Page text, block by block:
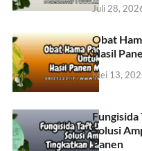
Juli 28,
Obat
Hasil
Mei 13,
Solusi
Panen